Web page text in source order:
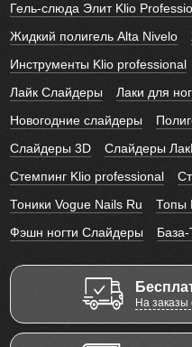
Гель-слюда Элит Klio
Жидкий полигель Alta Nivelo
Инструменты Klio professional
Лайк Слайдеры
Лаки для
Новогодние слайдеры
Слайдеры 3D
Слайдеры
Стемпинг Klio professional
Тоники Vogue Nails Ru
Топы
Фэшн ногти Слайдеры
На заказы